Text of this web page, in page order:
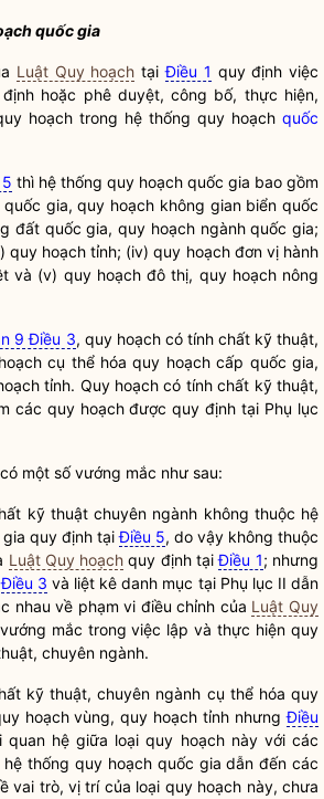
quốc gia
Luật Quy hoạch tạiĐiều 1 quy định việc
hoặc phê duyệt, công bố, thực hiện,
hoạch trong hệ thống quy hoạch quốc
thì hệ thống quy hoạch quốc gia bao gồm
quốc gia, quy hoạch không gian biển quốc
đất quốc gia, quy hoạch ngànhquốc gia;
quy hoạch tỉnh; (iv) quy hoạch đơn vị hành
và (v) quy hoạch đô thị, quy hoạch nông
9 Điều 3, quy hoạch có tính chất kỹ thuật,
cụ thể hóa quy hoạch cấp quốc gia,
tỉnh. Quy hoạch có tính chất kỹ thuật,
các quy hoạch được quy định tại Phụ lục
một số vướng mắc như sau:
kỹ thuật chuyên ngành không thuộc hệ
quy định tạiĐiều 5, do vậy không thuộc
Luật Quy hoạch quy định tạiĐiều 1; nhưng
Điều 3 và liệt kê danh mục tại Phụ lục II dẫn
nhau về phạm vi điều chỉnh của Luật Quy
mắc trong việc lập và thực hiện quy
chuyên ngành.
kỹ thuật, chuyên ngành cụ thể hóa quy
hoạch vùng, quy hoạch tỉnh nhưngĐiều
quan hệ giữa loại quy hoạch này với các
thống quy hoạch quốc gia dẫn đến các
vai trò, vị trí của loại quy hoạch này, chưa